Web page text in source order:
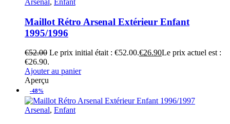
Arsenal, Enfant
Maillot Rétro Arsenal Extérieur Enfant
1995/1996
€52.00 Le prix initial était : €52.00.€26.90Le prix actuel est :
€26.90.
Ajouter au panier
Aperçu
-48%
Arsenal, Enfant